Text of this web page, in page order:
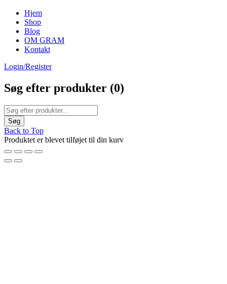
Hjem
Shop
Blog
OM GRAM
Kontakt
Login/Register
Søg efter produkter (0)
Back to Top
Produktet er blevet tilføjet til din kurv